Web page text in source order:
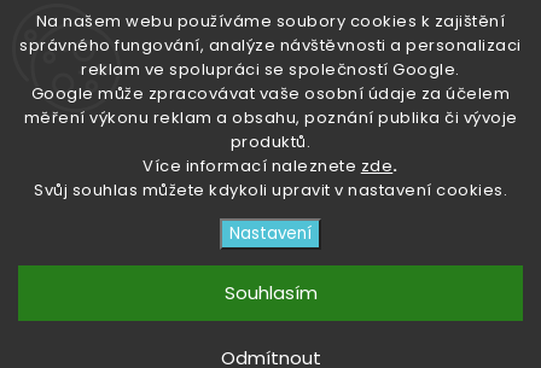
Na našem webu používáme soubory cookies k zajištění
správného fungování, analýze návštěvnosti a personalizaci
reklam ve spolupráci se společností Google.
Google může zpracovávat vaše osobní údaje za účelem
měření výkonu reklam a obsahu, poznání publika či vývoje
produktů.
Více informací naleznete zde.
Svůj souhlas můžete kdykoli upravit v nastavení cookies.
Nastavení
Odmítnout
Souhlasím
Instagram
Ať už ti nic neunikne!
3RACHAshop
vyhrazena.
Upravit nastavení cookies